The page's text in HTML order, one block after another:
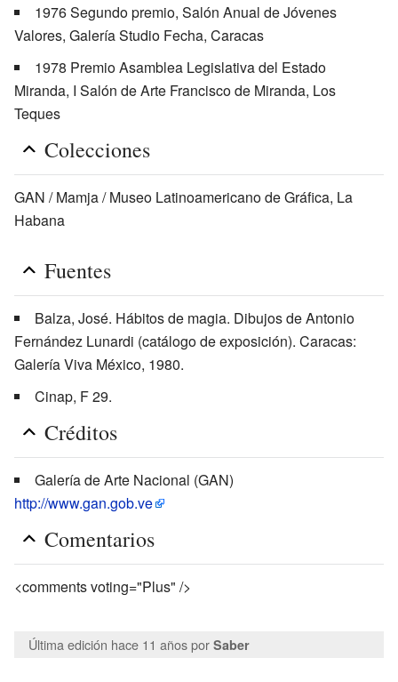
1976 Segundo premio, Salón Anual de Jóvenes
Valores, Galería Studio Fecha, Caracas
1978 Premio Asamblea Legislativa del Estado
Miranda, I Salón de Arte Francisco de Miranda, Los
Teques
Colecciones
GAN / Mamja / Museo Latinoamericano de Gráfica, La
Habana
Fuentes
Balza, José. Hábitos de magia. Dibujos de Antonio
Fernández Lunardi (catálogo de exposición). Caracas:
Galería Viva México, 1980.
Cinap, F 29.
Créditos
Galería de Arte Nacional (GAN)
http://www.gan.gob.ve
Comentarios
<comments voting="Plus" />
Última edición hace 11 añospor Saber